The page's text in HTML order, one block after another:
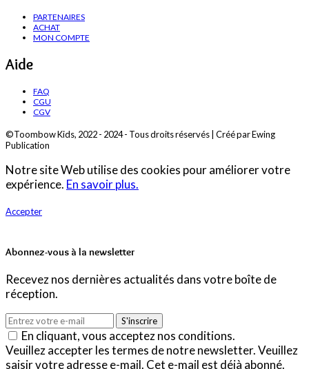
PARTENAIRES
ACHAT
MON COMPTE
Aide
FAQ
CGU
CGV
©Toombow Kids, 2022 - 2024 - Tous droits réservés | Créé par Ewing
Publication
Notre site Web utilise des cookies pour améliorer votre
expérience. En savoir plus.
Accepter
Abonnez-vous à la newsletter
Recevez nos dernières actualités dans votre boîte de
réception.
S'inscrire
En cliquant, vous acceptez nos conditions.
Veuillez accepter les termes de notre newsletter.Veuillez
saisir votre adresse e-mail. Cet e-mail est déjà abonné.